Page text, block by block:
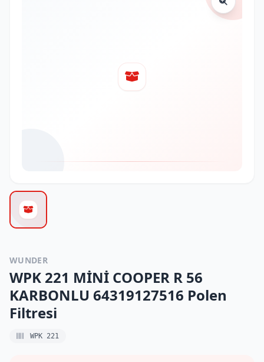
WUNDER
WPK 221 MİNİ COOPER R 56
KARBONLU 64319127516 Polen
Filtresi
WPK 221